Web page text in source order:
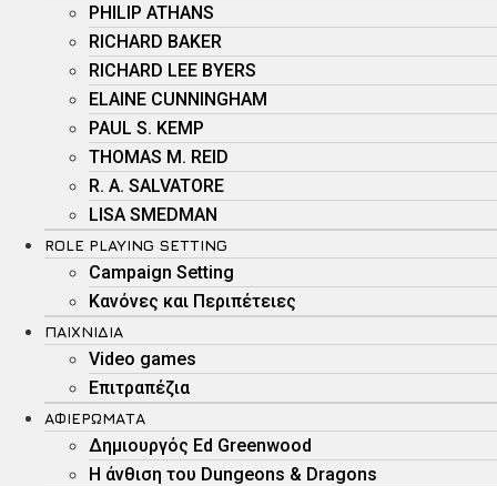
PHILIP ATHANS
RICHARD BAKER
RICHARD LEE BYERS
ELAINE CUNNINGHAM
PAUL S. KEMP
THOMAS M. REID
R. A. SALVATORE
LISA SMEDMAN
ROLE PLAYING SETTING
Campaign Setting
Kανόνες και Περιπέτειες
ΠΑΙΧΝΊΔΙΑ
Video games
Επιτραπέζια
ΑΦΙΕΡΏΜΑΤΑ
Δημιουργός Ed Greenwood
Η άνθιση του Dungeons & Dragons